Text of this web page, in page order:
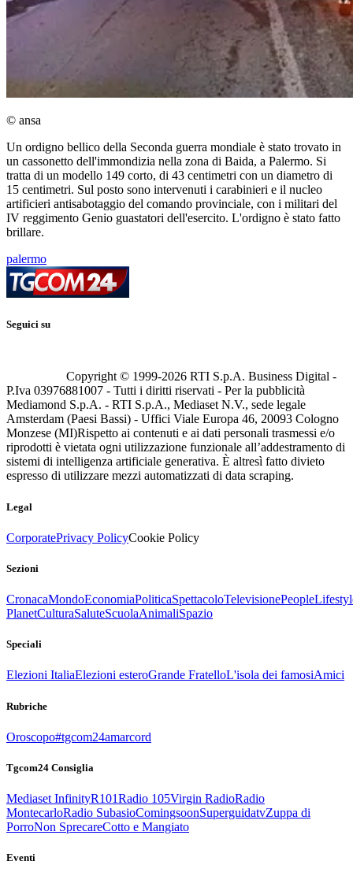
© ansa
Un ordigno bellico della Seconda guerra mondiale è stato trovato in
un cassonetto dell'immondizia nella zona di Baida, a Palermo. Si
tratta di un modello 149 corto, di 43 centimetri con un diametro di
15 centimetri. Sul posto sono intervenuti i carabinieri e il nucleo
artificieri antisabotaggio del comando provinciale, con i militari del
IV reggimento Genio guastatori dell'esercito. L'ordigno è stato fatto
brillare.
palermo
Seguici su
Copyright © 1999-2026 RTI S.p.A. Business Digital -
P.Iva 03976881007 - Tutti i diritti riservati - Per la pubblicità
Mediamond S.p.A. - RTI S.p.A., Mediaset N.V., sede legale
Amsterdam (Paesi Bassi) - Uffici Viale Europa 46, 20093 Cologno
Monzese (MI)Rispetto ai contenuti e ai dati personali trasmessi e/o
riprodotti è vietata ogni utilizzazione funzionale all’addestramento di
sistemi di intelligenza artificiale generativa. È altresì fatto divieto
espresso di utilizzare mezzi automatizzati di data scraping.
Legal
CorporatePrivacy PolicyCookie Policy
Sezioni
CronacaMondoEconomiaPoliticaSpettacoloTelevisionePeople
PlanetCulturaSaluteScuolaAnimaliSpazio
Speciali
Elezioni ItaliaElezioni esteroGrande FratelloL'isola dei famosiAmici
Rubriche
Oroscopo#tgcom24amarcord
Tgcom24 Consiglia
Mediaset InfinityR101Radio 105Virgin RadioRadio
MontecarloRadio SubasioComingsoonSuperguidatvZuppa di
PorroNon SprecareCotto e Mangiato
Eventi